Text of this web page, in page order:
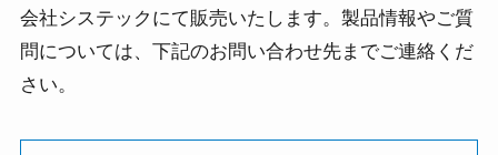
会社システックにて販売いたします。製品情報やご質
問については、下記のお問い合わせ先までご連絡くだ
さい。